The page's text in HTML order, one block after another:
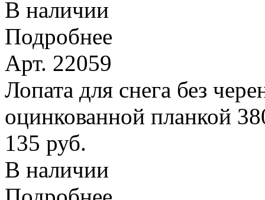
В наличии
Подробнее
Арт. 22059
Лопата для снега без
оцинкованной планкой
135 руб.
В наличии